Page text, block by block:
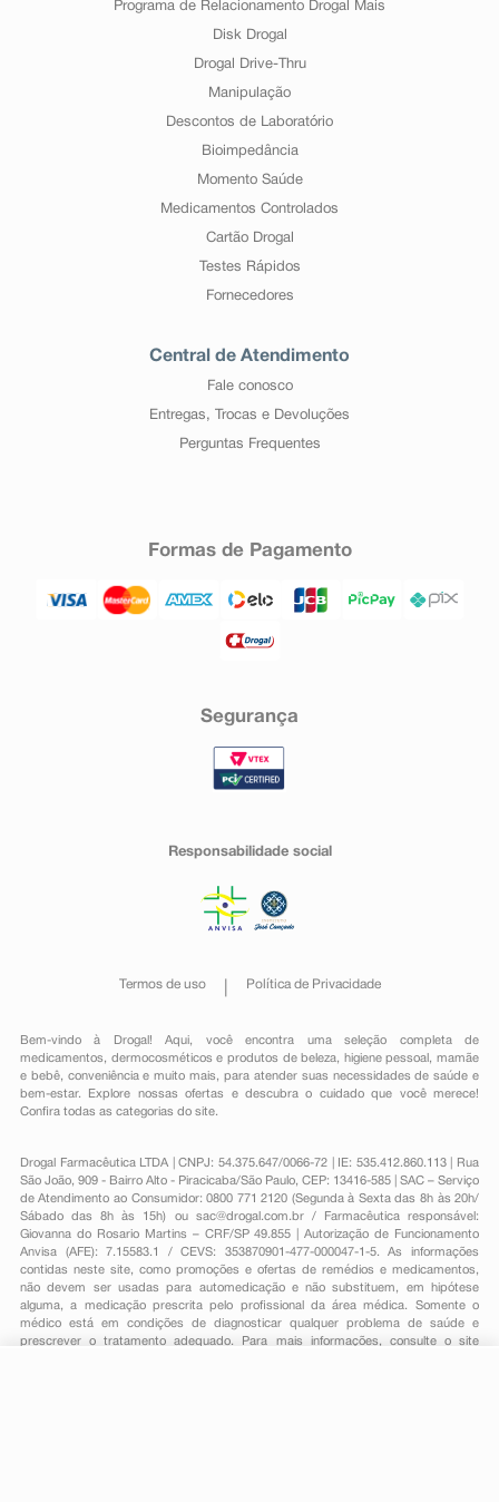
Programa de Relacionamento Drogal Mais
Disk Drogal
Drogal Drive-Thru
Manipulação
Descontos de Laboratório
Bioimpedância
Momento Saúde
Medicamentos Controlados
Cartão Drogal
Testes Rápidos
Fornecedores
Central de Atendimento
Fale conosco
Entregas, Trocas e Devoluções
Perguntas Frequentes
Formas de Pagamento
Segurança
Responsabilidade social
Termos de uso Política de Privacidade
Bem-vindo à Drogal! Aqui, você encontra uma seleção completa de
medicamentos , dermocosméticos e produtos de beleza, higiene pessoal ,mamãe
e bebê, conveniênciae muito mais, para atender suas necessidades de saúde e
bem-estar. Explore nossas ofertas e descubra o cuidado que você merece!
Confira todas as categorias do site.
Drogal Farmacêutica LTDA | CNPJ: 54.375.647/0066-72 | IE: 535.412.860.113 | Rua
São João, 909 - Bairro Alto - Piracicaba/São Paulo, CEP: 13416-585 | SAC – Serviço
de Atendimento ao Consumidor: 0800 771 2120 (Segunda à Sexta das 8h às 20h/
Sábado das 8h às 15h) ou sac@drogal.com.br/ Farmacêutica responsável:
Giovanna do Rosario Martins – CRF/SP 49.855 | Autorização de Funcionamento
Anvisa (AFE): 7.15583.1 / CEVS: 353870901-477-000047-1-5. As informações
contidas neste site, como promoções e ofertas de remédios e medicamentos,
não devem ser usadas para automedicação e não substituem, em hipótese
alguma, a medicação prescrita pelo profissional da área médica. Somente o
médico está em condições de diagnosticar qualquer problema de saúde e
prescrever o tratamento adequado. Para mais informações, consulte o site